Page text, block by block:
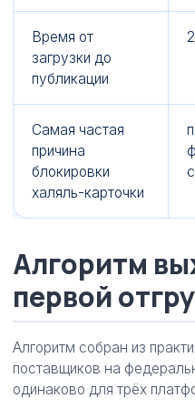
Время от
загрузки до
публикации
Самая частая
причина
блокировки
халяль-карточки
Алгоритм
первой
Алгоритм собран из
поставщиков на
одинаково для трёх